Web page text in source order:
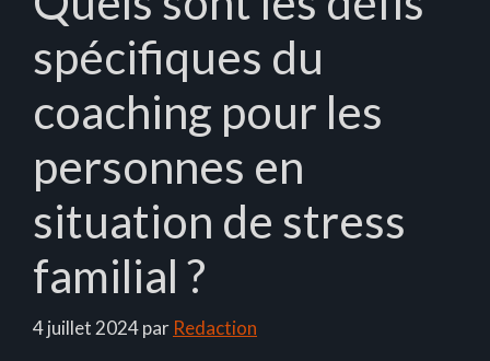
spécifiques du
coaching pour les
personnes en
situation de stress
familial ?
4 juillet 2024par Redaction